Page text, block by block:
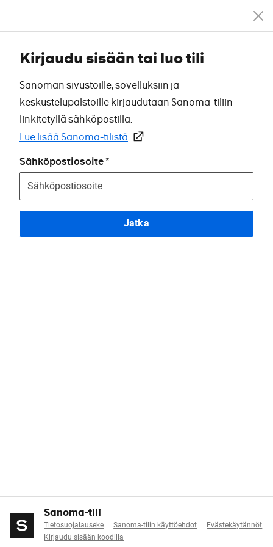
Kirjaudu sisään tai luo tili
Sanoman sivustoille, sovelluksiin ja
keskustelupalstoille kirjaudutaan Sanoma-tiliin
linkitetyllä sähköpostilla.
Lue lisää Sanoma-tilistä
Sähköpostiosoite
Jatka
Sanoma-tili
Tietosuojalauseke Sanoma-tilin käyttöehdot
Evästekäytännöt
Kirjaudu sisään koodilla